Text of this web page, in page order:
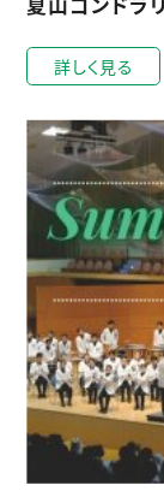
夏山ゴンドラ
詳しく見る